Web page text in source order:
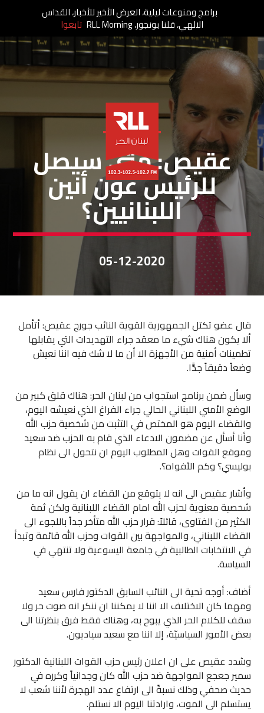
خاص لبنان الحر
عقيص: متى سيصل
للرئيس عون أنين
اللبنانيين؟
05-12-2020
قال عضو تكتل الجمهورية القوية النائب جورج عقيص: أتأمل
ألا يكون هناك شيء ما معقد جراء التهديدات التي يقابلها
تطمينات أمنية من الأجهزة الا أن ما لا شك فيه اننا نعيش
وضعاً دقيقاً جدًّا.
وسأل ضمن برنامج استجواب من لبنان الحر: هناك قلق كبير من
الوضع الأمني اللبناني الحالي جراء الفراغ الذي نعيشه اليوم،
والقضاء اليوم هو المختص في التثبت من شخصية حزب الله
وأنا أسأل عن مضمون الادعاء الذي قام به الحزب ضد سعيد
وموقع القوات وهل المطلوب اليوم ان نتحول الى نظام
بوليسي؟ وكم الأفواه؟.
وأشار عقيص الى انه لا يتوقع من القضاء ان يقول انه ما من
شخصية معنوية لحزب الله امام القضاء اللبنانية ولكن ثمة
الكثير من الفتاوى، قائلاً: قرار حزب الله متأخر جداً باللجوء الى
القضاء اللبناني، والمواجهة بين القوات وحزب الله قائمة وتبدأ
في الانتخابات الطالبية في جامعة اليسوعية ولا تنتهي في
السياسة.
أضاف: أوجه تحية الى النائب السابق الدكتور فارس سعيد
ومهما كان الاختلاف الا اننا لا يمكننا ان ننكر انه صوت حر ولا
سقف للكلام الحر الذي يبوح به، وهناك فقط فرق بنظرتنا الى
بعض الأمور السياسيّة، إلا اننا مع سعيد سياديون.
وشدد عقيص على ان اعلان رئيس حزب القوات اللبنانية الدكتور
سمير جعجع المواجهة ضد حزب الله كان وجدانياً وكرره في
حديث صحفي وذلك نسبةً الى ارتفاع عدد الهجرة لأننا شعب لا
يستسلم الى الموت، وارادتنا اليوم الا نستلم.
برامج ومنوعات ليلية، العرض الأخير للأخبار، القداس
الالهي، قلنا بونجور، RLL Morning تابعوا